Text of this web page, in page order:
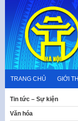
content
TRANG CHỦ GIỚI
Tin tức – Sự kiện
Văn hóa